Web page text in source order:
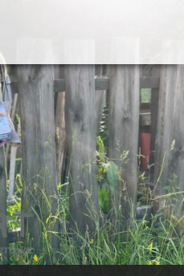
rajdizerskokarkonoski@gmail.com
Telefon:
793385695
Osoba kontaktowa:Marta
Kapczyńska